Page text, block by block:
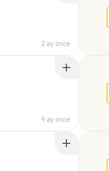
2 ay önce
9 ay önce